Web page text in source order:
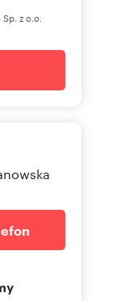
z o.o.